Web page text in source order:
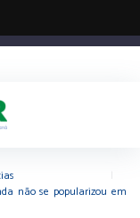
não se popularizou em